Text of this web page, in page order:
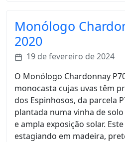
Monólogo
2020
19 de fevereiro de 2024
O Monólogo Chardonnay
monocasta cujas uvas têm
dos Espinhosos, da parcela
plantada numa vinha de
e ampla exposição solar.
estagiando em madeira,